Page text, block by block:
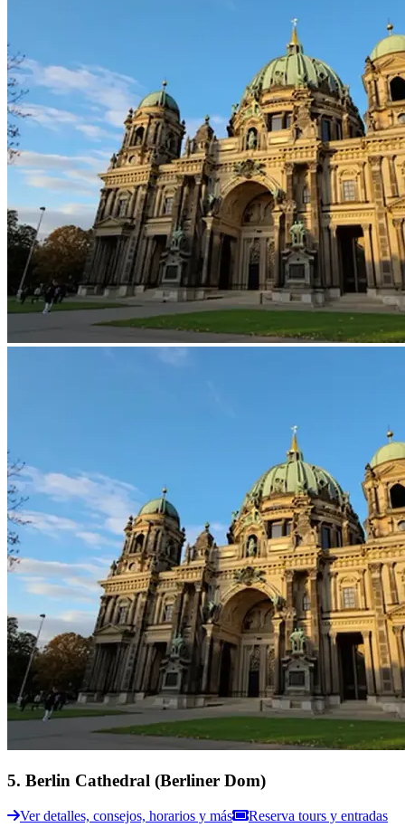
5. Berlin Cathedral (Berliner Dom)
Ver detalles, consejos, horarios y más
Reserva tours y entradas